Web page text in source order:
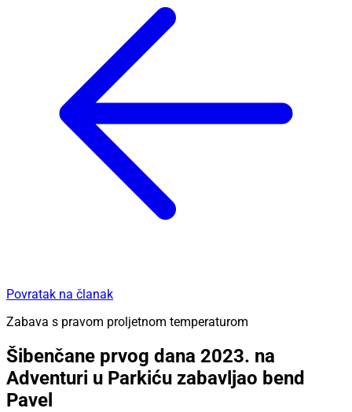
Povratak na članak
Zabava s pravom proljetnom temperaturom
Šibenčane prvog dana 2023. na
Adventuri u Parkiću zabavljao bend
Pavel